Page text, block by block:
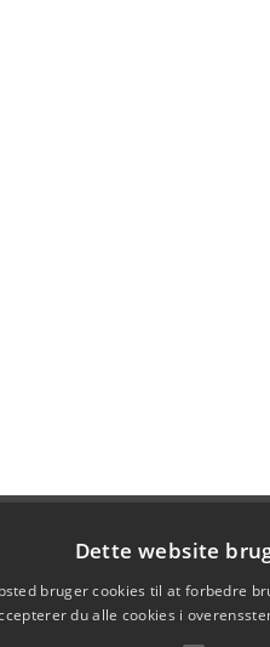
Dette website
bruger cookies til at forbedre
du alle cookies i